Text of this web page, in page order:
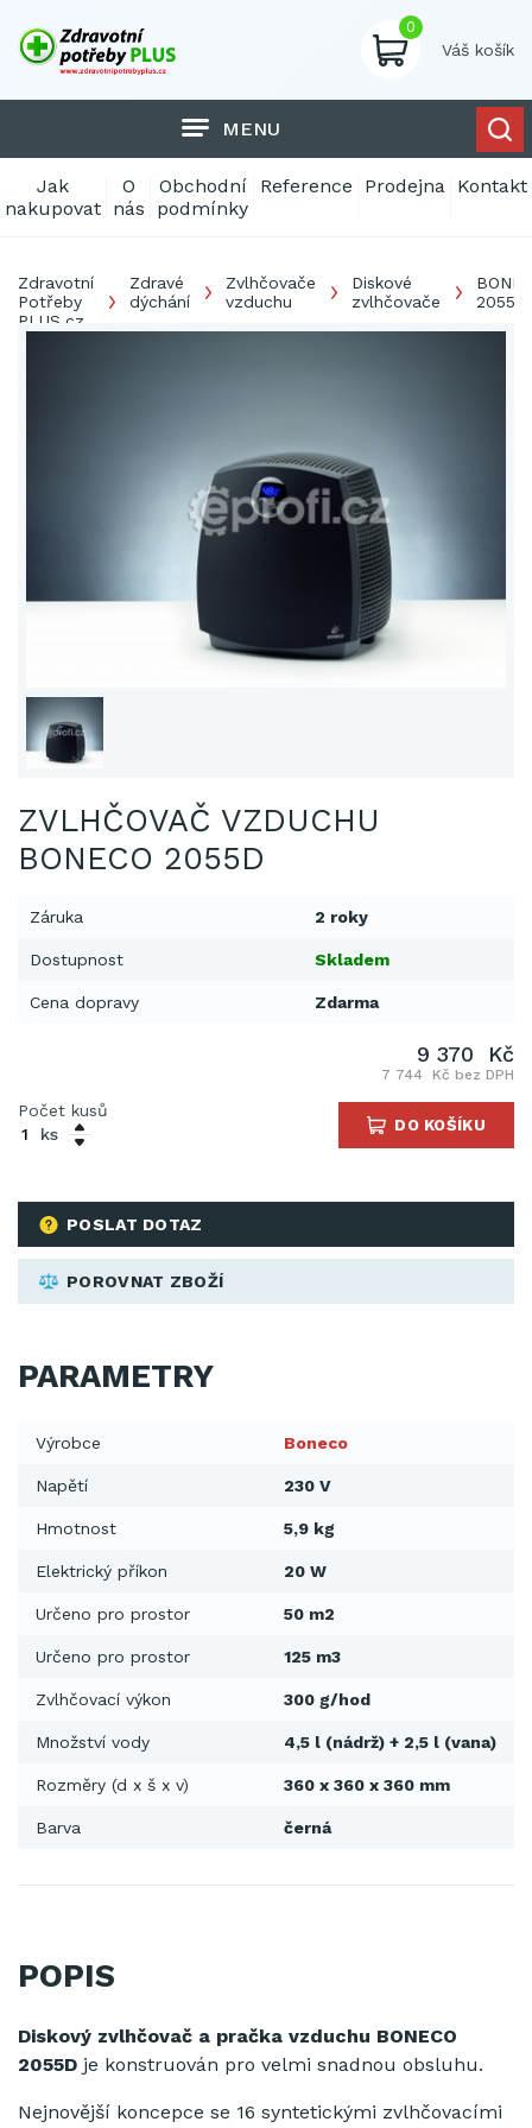
0
Váš košík
MENU
Jak
nakupovat
O
nás
Obchodní
podmínky
Reference Prodejna Kontakt
Zdravotní
Potřeby
PLUS.cz
Zdravé
dýchání
Zvlhčovače
vzduchu
Diskové
zvlhčovače
2055D
ZVLHČOVAČ VZDUCHU
BONECO 2055D
Záruka 2 roky
Dostupnost Skladem
Cena dopravy Zdarma
POSLAT DOTAZ
POROVNAT ZBOŽÍ
9 370 Kč
7 744 Kč bez DPH
Počet kusů
ks
DO KOŠÍKU
PARAMETRY
Výrobce Boneco
Napětí 230 V
Hmotnost 5,9 kg
Elektrický příkon 20 W
Určeno pro prostor 50 m2
Určeno pro prostor 125 m3
Zvlhčovací výkon 300 g/hod
Množství vody 4,5 l (nádrž) + 2,5 l (vana)
Rozměry (d x š x v) 360 x 360 x 360 mm
Barva černá
POPIS
Diskový zvlhčovač a pračka vzduchu BONECO
2055D je konstruován pro velmi snadnou obsluhu.
Nejnovější koncepce se 16 syntetickými zvlhčovacími